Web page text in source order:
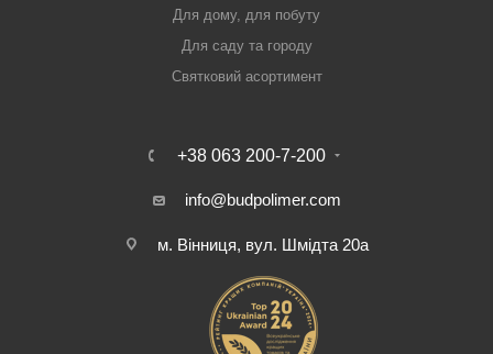
Для дому, для побуту
Для саду та городу
Святковий асортимент
+38 063 200-7-200
info@budpolimer.com
м. Вінниця, вул. Шмідта 20а